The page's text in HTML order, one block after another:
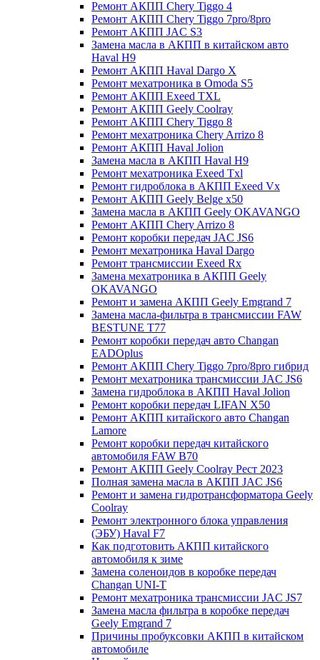
Ремонт АКПП Chery Tiggo 4
Ремонт АКПП Chery Tiggo 7pro/8pro
Ремонт АКПП JAC S3
Замена масла в АКПП в китайском авто
Haval H9
Ремонт АКПП Haval Dargo X
Ремонт мехатроника в Omoda S5
Ремонт АКПП Exeed TXL
Ремонт АКПП Geely Coolray
Ремонт АКПП Chery Tiggo 8
Ремонт мехатроника Chery Arrizo 8
Ремонт АКПП Haval Jolion
Замена масла в АКПП Haval H9
Ремонт мехатроника Exeed Txl
Ремонт гидроблока в АКПП Exeed Vx
Ремонт АКПП Geely Belge x50
Замена масла в АКПП Geely OKAVANGO
Ремонт АКПП Chery Arrizo 8
Ремонт коробки передач JAC JS6
Ремонт мехатроника Haval Dargo
Ремонт трансмиссии Exeed Rx
Замена мехатроника в АКПП Geely
OKAVANGO
Ремонт и замена АКПП Geely Emgrand 7
Замена масла-фильтра в трансмиссии FAW
BESTUNE T77
Ремонт коробки передач авто Changan
EADOplus
Ремонт АКПП Chery Tiggo 7pro/8pro гибрид
Ремонт мехатроника трансмиссии JAC JS6
Замена гидроблока в АКПП Haval Jolion
Ремонт коробки передач LIFAN X50
Ремонт АКПП китайского авто Changan
Lamore
Ремонт коробки передач китайского
автомобиля FAW B70
Ремонт АКПП Geely Coolray Pест 2023
Полная замена масла в АКПП JAC JS6
Ремонт и замена гидротрансформатора Geely
Coolray
Ремонт электронного блока управления
(ЭБУ) Haval F7
Как подготовить АКПП китайского
автомобиля к зиме
Замена соленоидов в коробке передач
Changan UNI-T
Ремонт мехатроника трансмиссии JAC JS7
Замена масла фильтра в коробке передач
Geely Emgrand 7
Причины пробуксовки АКПП в китайском
автомобиле